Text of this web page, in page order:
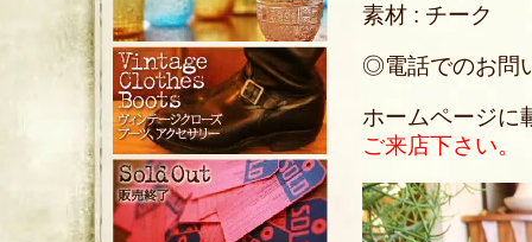
素材 : チーク
◎電話でのお問
ホームページに
ご来店下さい。